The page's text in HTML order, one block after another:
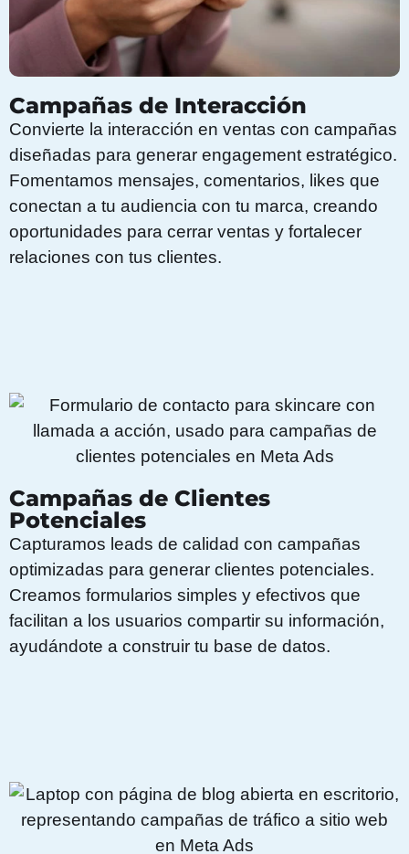
Campañas de Interacción
Convierte la interacción en ventas con campañas
diseñadas para generar engagement estratégico.
Fomentamos mensajes, comentarios, likes que
conectan a tu audiencia con tu marca, creando
oportunidades para cerrar ventas y fortalecer
relaciones con tus clientes.
Campañas de Clientes
Potenciales
Capturamos leads de calidad con campañas
optimizadas para generar clientes potenciales.
Creamos formularios simples y efectivos que
facilitan a los usuarios compartir su información,
ayudándote a construir tu base de datos.